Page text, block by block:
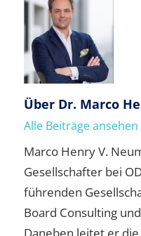
Über Dr. Marco
Alle Beiträge ansehen
Marco Henry V.
Gesellschafter bei
führenden
Board Consulting